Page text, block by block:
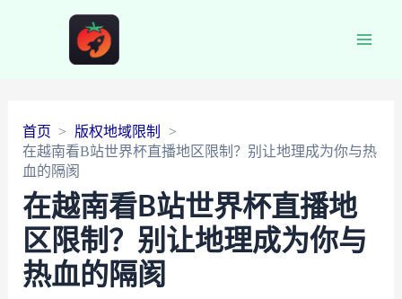
首页
版权地域限制
在越南看B站世界杯直播地区限制？别让地理成为你与热
血的隔阂
在越南看B站世界杯直播地
区限制？别让地理成为你与
热血的隔阂